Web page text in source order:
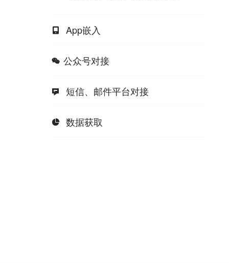
 App嵌入
 公众号对接
 短信、邮件平台对接
 数据获取